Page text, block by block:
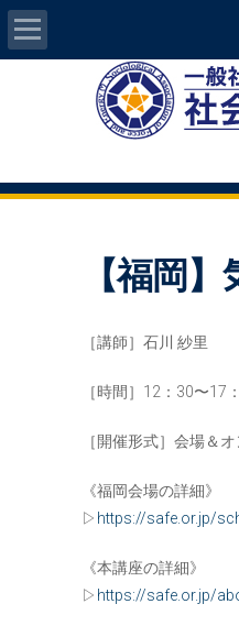
気学/易 セミナー
入会について
開運MAPS
【福岡
［講師］石川 紗里
［時間］12：30〜17
［開催形式］会場＆
《福岡会場の詳細》
▷ https://safe.or.jp/
《本講座の詳細》
▷ https://safe.or.jp/